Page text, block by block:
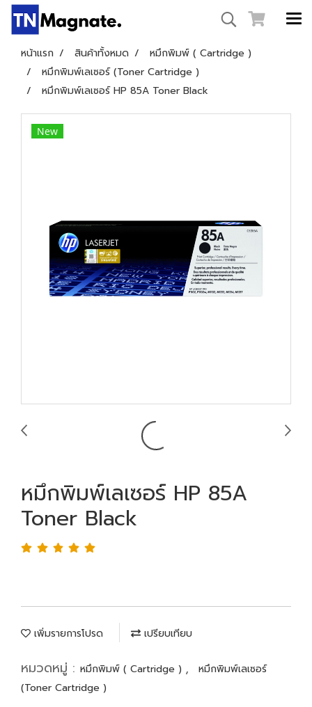
หน้าแรก สินค้าทั้งหมด
หมึกพิมพ์ ( Cartridge )
หมึกพิมพ์เลเซอร์ (Toner Cartridge )
หมึกพิมพ์เลเซอร์ HP 85A Toner Black
New
หมึกพิมพ์เลเซอร์ HP 85A
Toner Black
เพิ่มรายการโปรด เปรียบเทียบ
หมวดหมู่ : หมึกพิมพ์ ( Cartridge ) ,
หมึกพิมพ์เลเซอร์
(Toner Cartridge )